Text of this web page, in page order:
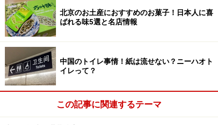
北京のお土産におすすめのお菓子！日本人に喜
ばれる味5選と名店情報
中国のトイレ事情！紙は流せない？ニーハオト
イレって？
この記事に関連するテーマ